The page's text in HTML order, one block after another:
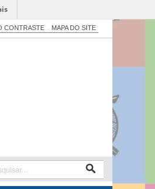
CONTRASTE MAPA DO SITE